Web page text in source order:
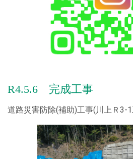
健康経営の取り組みを更新しました
2025.01.07
他 取り組みへ「SDGsの取り組み」
2024.11.12
R4.5.6 完成工事
道路災害防除(補助)工事(川上Ｒ3-